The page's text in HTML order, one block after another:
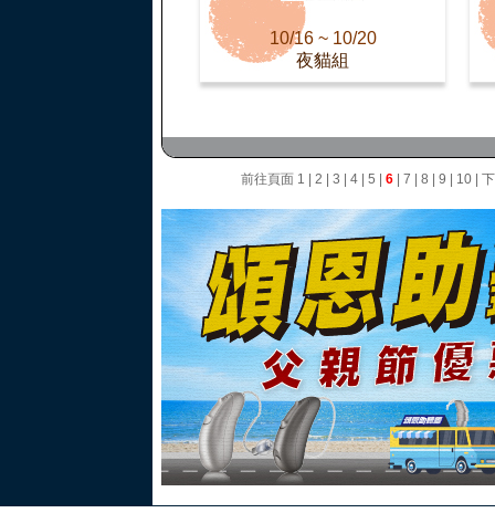
10/16 ~ 10/20
夜貓組
前往頁面 1 2 3 4| 5 6| 7 8 9 10|